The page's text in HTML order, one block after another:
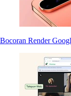
Bocoran Render